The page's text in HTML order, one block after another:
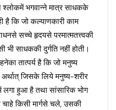
श्लोकमें भगवान्ने मात्र साधकके
है कि जो कल्याणकारी काम
सच्चे हृदयसे परमात्मतत्त्वकी
भी साधककी दुर्गति नहीं होती।
तात्पर्य है कि जो मनुष्य
जिसके लिये मनुष्य-शरीर
हुआ है तथा सांसारिक भोग
किसी मार्गसे चले, उसकी